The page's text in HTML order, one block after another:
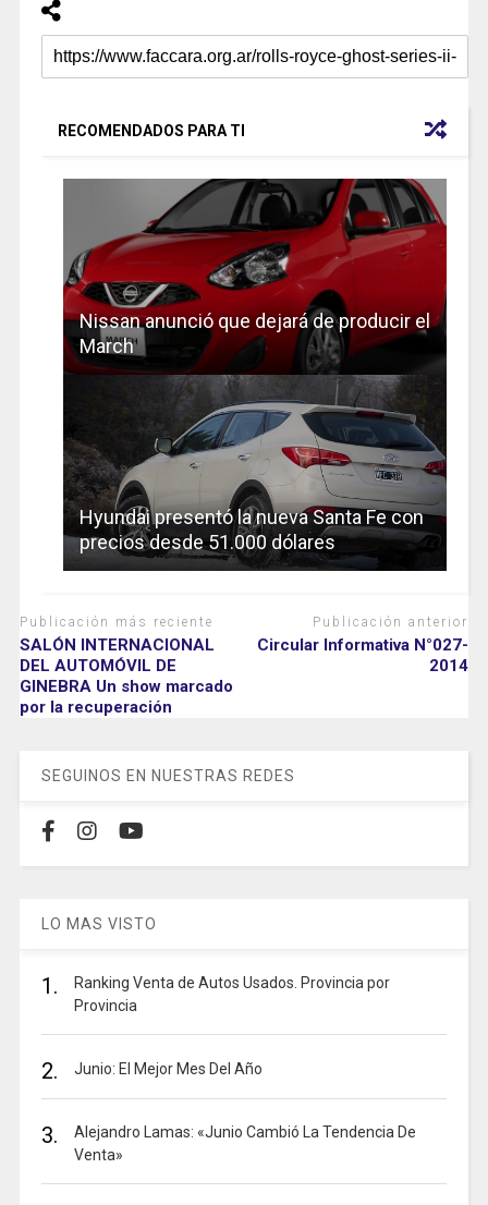
RECOMENDADOS PARA TI
Nissan anunció que dejará de producir el
March
Hyundai presentó la nueva Santa Fe con
precios desde 51.000 dólares
Publicación más reciente
SALÓN INTERNACIONAL
DEL AUTOMÓVIL DE
GINEBRA Un show marcado
por la recuperación
Publicación anterior
Circular Informativa N°027-
2014
SEGUINOS EN NUESTRAS REDES
LO MAS VISTO
1.
Ranking Venta de Autos Usados. Provincia por
Provincia
2. Junio: El Mejor Mes Del Año
3.
Alejandro Lamas: «Junio Cambió La Tendencia De
Venta»